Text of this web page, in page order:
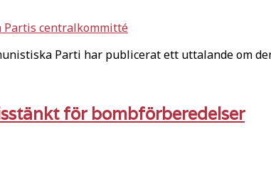
Partis centralkommitté
Parti har publicerat ett uttalande om
för bombförberedelser